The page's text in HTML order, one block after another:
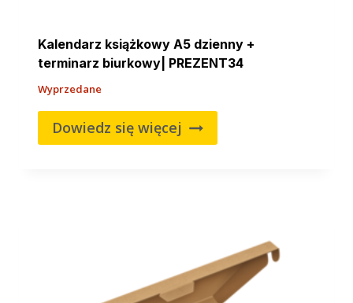
Kalendarz książkowy A5 dzienny +
terminarz biurkowy| PREZENT34
Wyprzedane
Dowiedz się więcej